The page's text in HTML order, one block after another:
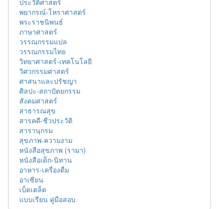
ประวัติศาสตร์
พยากรณ์-โหราศาสตร์
พระราชนิพนธ์
ภาษาศาสตร์
วรรณกรรมแปล
วรรณกรรมไทย
วิทยาศาสตร์-เทคโนโลยี
วิศวกรรมศาสตร์
ศาสนาและปรัชญา
ศิลปะ-สถาปัตยกรรม
สังคมศาสตร์
สาธารณสุข
สารคดี-ชีวประวัติ
สารานุกรม
สุขภาพ-ความงาม
หนังสือสุขภาพ (รามา)
หนังสือเด็ก-นิทาน
อาหาร-เครื่องดื่ม
อาเซียน
เบ็ดเตล็ด
แบบเรียน คู่มือสอบ